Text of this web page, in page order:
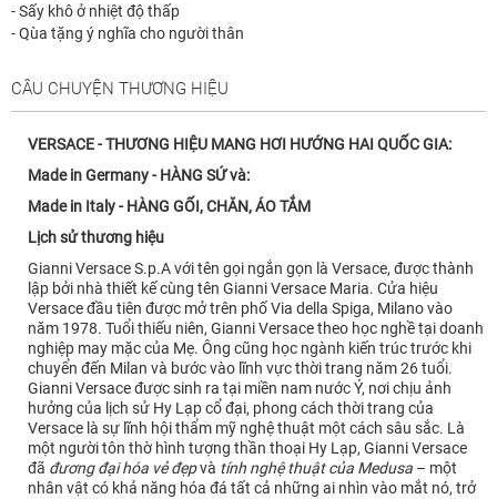
- Sấy khô ở nhiệt độ thấp
- Qùa tặng ý nghĩa cho người thân
CÂU CHUYỆN THƯƠNG HIỆU
VERSACE - THƯƠNG HIỆU MANG HƠI HƯỚNG HAI QUỐC GIA:
Made in Germany - HÀNG SỨ và:
Made in Italy - HÀNG GỐI, CHĂN, ÁO TẮM
Lịch sử thương hiệu
Gianni Versace S.p.A với tên gọi ngắn gọn là Versace, được thành
lập bởi nhà thiết kế cùng tên Gianni Versace Maria. Cửa hiệu
Versace đầu tiên được mở trên phố Via della Spiga, Milano vào
năm 1978. Tuổi thiếu niên, Gianni Versace theo học nghề tại doanh
nghiệp may mặc của Mẹ. Ông cũng học ngành kiến trúc trước khi
chuyển đến Milan và bước vào lĩnh vực thời trang năm 26 tuổi.
Gianni Versace được sinh ra tại miền nam nước Ý, nơi chịu ảnh
hưởng của lịch sử Hy Lạp cổ đại, phong cách thời trang của
Versace là sự lĩnh hội thẩm mỹ nghệ thuật một cách sâu sắc. Là
một người tôn thờ hình tượng thần thoại Hy Lạp, Gianni Versace
đã đương đại hóa vẻ đẹpvà tính nghệ thuật của Medusa – một
nhân vật có khả năng hóa đá tất cả những ai nhìn vào mắt nó, trở